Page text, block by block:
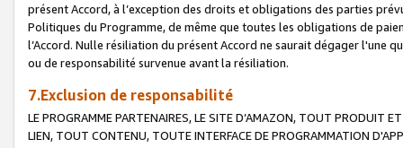
présent Accord, à l’exception des droits et obligations des parties
Politiques du Programme, de même que toutes les obligations de
l’Accord. Nulle résiliation du présent Accord ne saurait dégager l'une
ou de responsabilité survenue avant la résiliation.
7.Exclusion de responsabilité
LE PROGRAMME PARTENAIRES, LE SITE D’AMAZON, TOUT PRODUIT
LIEN, TOUT CONTENU, TOUTE INTERFACE DE PROGRAMMATION